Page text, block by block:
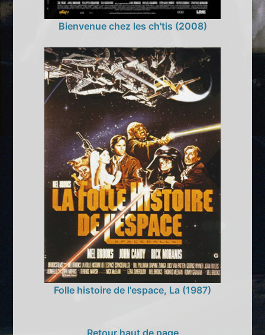
Bienvenue chez les ch'tis (2008)
Folle histoire de l'espace, La (1987)
Retour haut de page